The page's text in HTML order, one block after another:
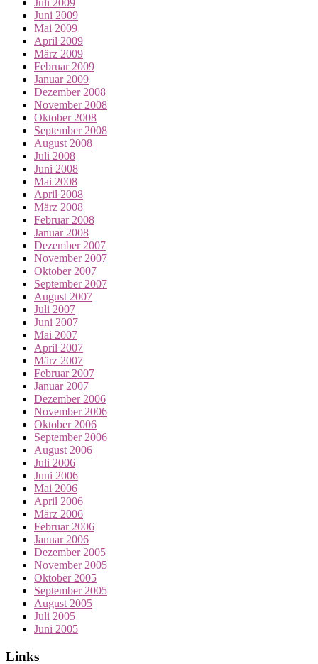
Juni 2009
Mai 2009
April 2009
März 2009
Februar 2009
Januar 2009
Dezember 2008
November 2008
Oktober 2008
September 2008
August 2008
Juli 2008
Juni 2008
Mai 2008
April 2008
März 2008
Februar 2008
Januar 2008
Dezember 2007
November 2007
Oktober 2007
September 2007
August 2007
Juli 2007
Juni 2007
Mai 2007
April 2007
März 2007
Februar 2007
Januar 2007
Dezember 2006
November 2006
Oktober 2006
September 2006
August 2006
Juli 2006
Juni 2006
Mai 2006
April 2006
März 2006
Februar 2006
Januar 2006
Dezember 2005
November 2005
Oktober 2005
September 2005
August 2005
Juli 2005
Juni 2005
Links